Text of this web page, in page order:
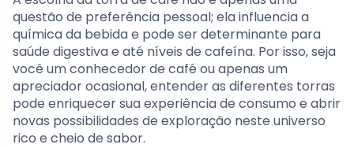
questão de preferência pessoal; ela influencia a
química da bebida e pode ser determinante para
saúde digestiva e até níveis de cafeína. Por isso, seja
você um conhecedor de café ou apenas um
apreciador ocasional, entender as diferentes torras
pode enriquecer sua experiência de consumo e abrir
novas possibilidades de exploração neste universo
rico e cheio de sabor.